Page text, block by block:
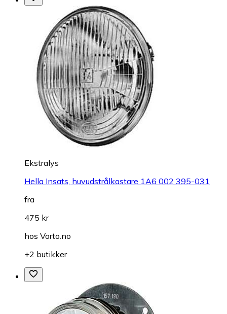
Ekstralys
Hella Insats, huvudstrålkastare 1A6 002 395-031
fra
475 kr
hos Vorto.no
+2 butikker